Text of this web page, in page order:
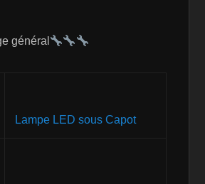
général
Lampe LED sous Capot